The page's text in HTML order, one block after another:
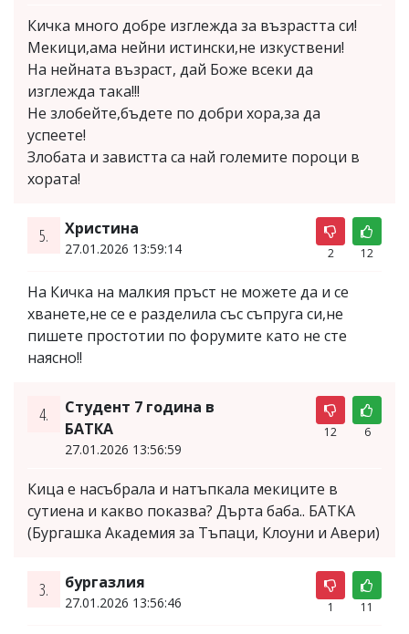
Кичка много добре изглежда за възрастта си!
Мекици,ама нейни истински,не изкуствени!
На нейната възраст, дай Боже всеки да
изглежда така!!!
Не злобейте,бъдете по добри хора,за да
успеете!
Злобата и завистта са най големите пороци в
хората!
5. Христина
27.01.2026 13:59:14 2 12
На Кичка на малкия пръст не можете да и се
хванете,не се е разделила със съпруга си,не
пишете простотии по форумите като не сте
наясно!!
4.
Студент 7 година в
БАТКА
27.01.2026 13:56:59
12 6
Кица е насъбрала и натъпкала мекиците в
сутиена и какво показва? Дърта баба.. БАТКА
(Бургашка Академия за Тъпаци, Клоуни и Авери)
3. бургазлия
27.01.2026 13:56:46 1 11